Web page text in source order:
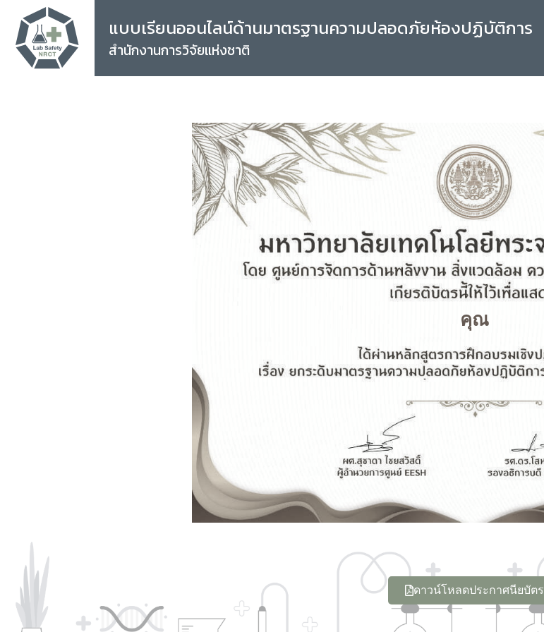
แบบเรียนออนไลน์ด้านมาตรฐานความปลอดภัยห้องปฏิบัติการ
สำนักงานการวิจัยแห่งชาติ
คุณ
ดาวน์โหลดประกาศนียบัตร